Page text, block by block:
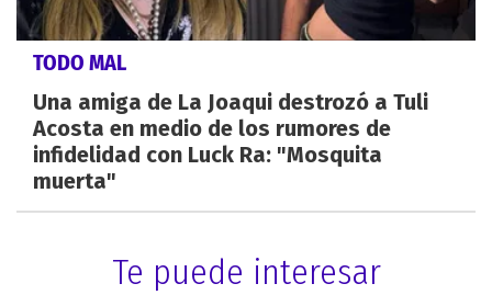
TODO MAL
Una amiga de La Joaqui destrozó a Tuli
Acosta en medio de los rumores de
infidelidad con Luck Ra: "Mosquita
muerta"
Te puede interesar